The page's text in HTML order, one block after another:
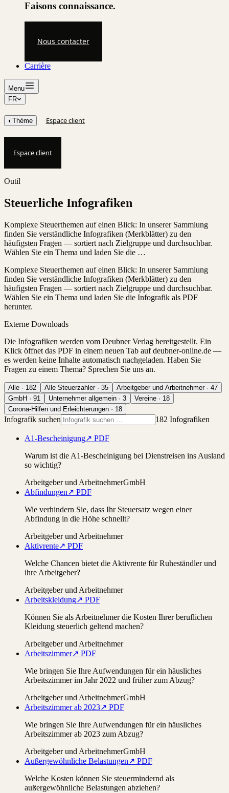
Faisons connaissance.
Nous contacter
Carrière
Menu
FR
◐ Thème Espace client
Espace client
Outil
Steuerliche Infografiken
Komplexe Steuerthemen auf einen Blick: In unserer Sammlung
finden Sie verständliche Infografiken (Merkblätter) zu den
häufigsten Fragen — sortiert nach Zielgruppe und durchsuchbar.
Wählen Sie ein Thema und laden Sie die …
Komplexe Steuerthemen auf einen Blick: In unserer Sammlung
finden Sie verständliche Infografiken (Merkblätter) zu den
häufigsten Fragen — sortiert nach Zielgruppe und durchsuchbar.
Wählen Sie ein Thema und laden Sie die Infografik als PDF
herunter.
Externe Downloads
Die Infografiken werden vom Deubner Verlag bereitgestellt. Ein
Klick öffnet das PDF in einem neuen Tab auf deubner-online.de —
es werden keine Inhalte automatisch nachgeladen. Haben Sie
Fragen zu einem Thema? Sprechen Sie uns an.
Alle · 182 Alle Steuerzahler· 35 Arbeitgeber und Arbeitnehmer· 47
GmbH · 91 Unternehmer allgemein · 3 Vereine · 18
Corona-Hilfen und Erleichterungen · 18
Infografik suchen 182 Infografiken
A1-Bescheinigung↗ PDF
Warum ist die A1-Bescheinigung bei Dienstreisen ins Ausland
so wichtig?
Arbeitgeber und ArbeitnehmerGmbH
Abfindungen↗ PDF
Wie verhindern Sie, dass Ihr Steuersatz wegen einer
Abfindung in die Höhe schnellt?
Arbeitgeber und Arbeitnehmer
Aktivrente↗ PDF
Welche Chancen bietet die Aktivrente für Ruheständler und
ihre Arbeitgeber?
Arbeitgeber und Arbeitnehmer
Arbeitskleidung↗ PDF
Können Sie als Arbeitnehmer die Kosten Ihrer beruflichen
Kleidung steuerlich geltend machen?
Arbeitgeber und Arbeitnehmer
Arbeitszimmer↗ PDF
Wie bringen Sie Ihre Aufwendungen für ein häusliches
Arbeitszimmer im Jahr 2022 und früher zum Abzug?
Arbeitgeber und ArbeitnehmerGmbH
Arbeitszimmer ab 2023↗ PDF
Wie bringen Sie Ihre Aufwendungen für ein häusliches
Arbeitszimmer ab 2023 zum Abzug?
Arbeitgeber und ArbeitnehmerGmbH
Außergewöhnliche Belastungen↗ PDF
Welche Kosten können Sie steuermindernd als
außergewöhnliche Belastungen abziehen?